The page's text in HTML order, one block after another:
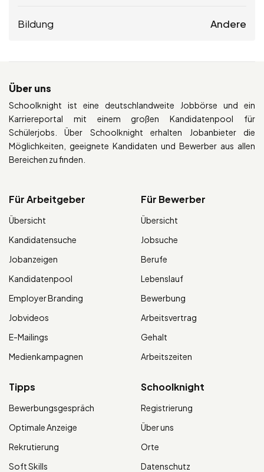
Bildung Andere
Über uns
Schoolknight ist eine deutschlandweite Jobbörse und ein
Karriereportal mit einem großen Kandidatenpool für
Schülerjobs. Über Schoolknight erhalten Jobanbieter die
Möglichkeiten, geeignete Kandidaten und Bewerber aus allen
Bereichen zu finden.
Für Arbeitgeber
Übersicht
Kandidatensuche
Jobanzeigen
Kandidatenpool
Employer Branding
Jobvideos
E-Mailings
Medienkampagnen
Für Bewerber
Übersicht
Jobsuche
Berufe
Lebenslauf
Bewerbung
Arbeitsvertrag
Gehalt
Arbeitszeiten
Tipps
Bewerbungsgespräch
Optimale Anzeige
Rekrutierung
Soft Skills
Schoolknight
Registrierung
Über uns
Orte
Datenschutz